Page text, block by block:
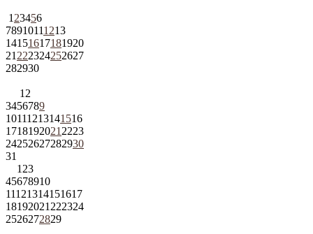
1 23456
78910111213
14151617181920
21 222324252627
282930
1 2
3456789
10111213141516
1718192021 2223
24252627282930
31
1 23
45678910
11121314151617
18192021 222324
2526272829